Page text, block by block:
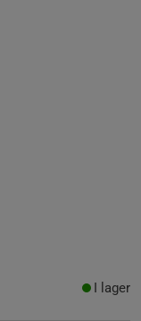
I lager